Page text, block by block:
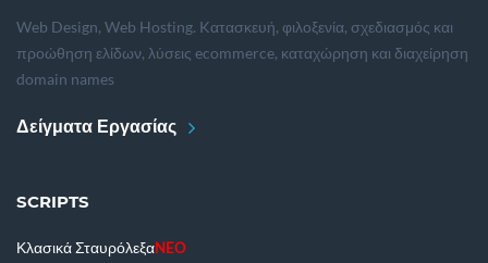
Web Design, Web Hosting. Kατασκευή, φιλοξενία, σχεδιασμός και
προώθηση ελίδων, λύσεις ecommerce, καταχώρηση και διαχείρηση
domain names
Δείγματα Εργασίας
SCRIPTS
Κλασικά ΣταυρόλεξαNEO